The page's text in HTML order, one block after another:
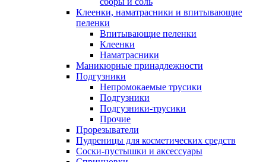
Клеенки, наматрасники и впитывающие
пеленки
Впитывающие пеленки
Клеенки
Наматрасники
Маникюрные принадлежности
Подгузники
Непромокаемые трусики
Подгузники
Подгузники-трусики
Прочие
Прорезыватели
Пудреницы для косметических средств
Соски-пустышки и аксессуары